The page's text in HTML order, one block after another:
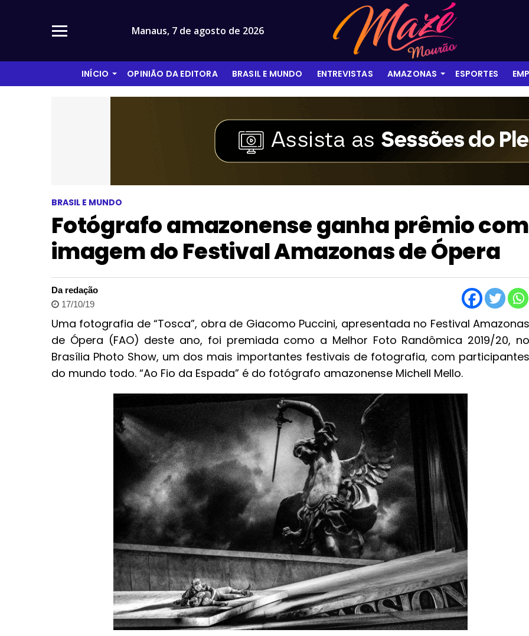
Manaus, 7 de agosto de 2026
INÍCIO OPINIÃO DA EDITORA BRASIL E MUNDO ENTREVISTAS AMAZONAS ESPORTES
BRASIL E MUNDO
Fotógrafo amazonense ganha prêmio com
imagem do Festival Amazonas de Ópera
Da redação
17/10/19
Uma fotografia de “Tosca”, obra de Giacomo Puccini, apresentada no Festival Amazonas
de Ópera (FAO) deste ano, foi premiada como a Melhor Foto Randômica 2019/20, no
Brasília Photo Show, um dos mais importantes festivais de fotografia, com participantes
do mundo todo. “Ao Fio da Espada” é do fotógrafo amazonense Michell Mello.